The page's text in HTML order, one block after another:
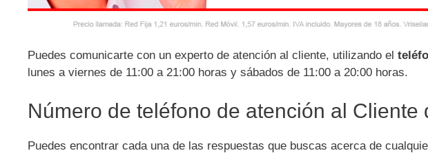
Puedes comunicarte con un experto de atención al cliente, utilizando el
lunes a viernes de 11:00 a 21:00 horas y sábados de 11:00 a 20:00 horas.
Número de teléfono de atención al Cliente
Puedes encontrar cada una de las respuestas que buscas acerca de